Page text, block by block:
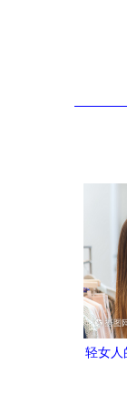
轻女人